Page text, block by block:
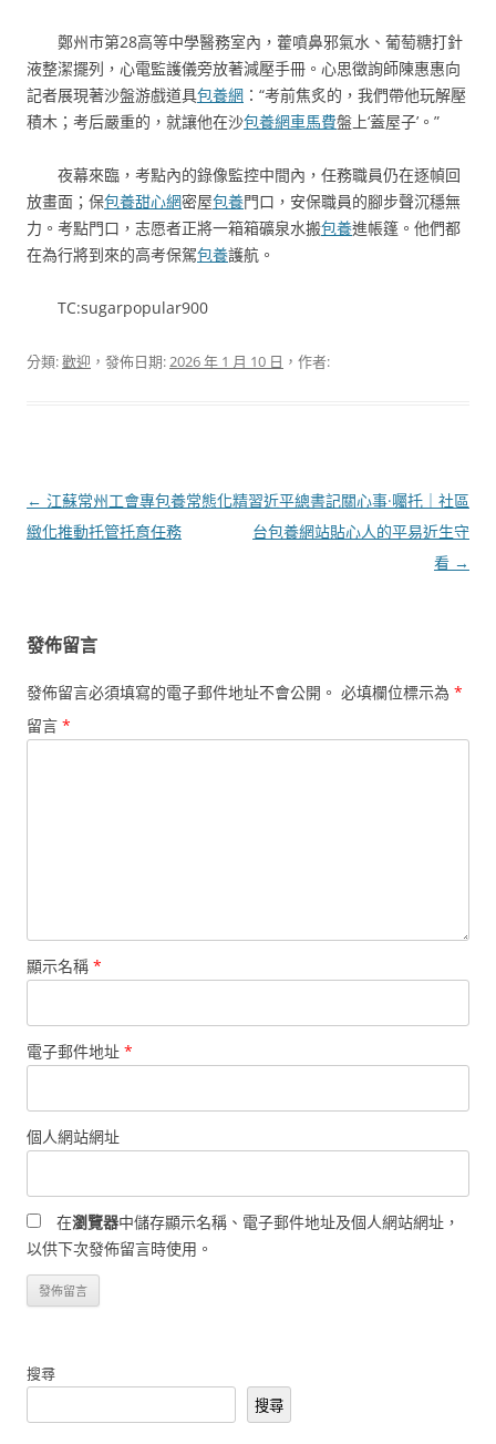
鄭州市第28高等中學醫務室內，藿噴鼻邪氣水、葡萄糖打針
液整潔擺列，心電監護儀旁放著減壓手冊。心思徵詢師陳惠惠向
記者展現著沙盤游戲道具包養網 ：“考前焦炙的，我們帶他玩解壓
積木；考后嚴重的，就讓他在沙包養網車馬費盤上‘蓋屋子’。”
夜幕來臨，考點內的錄像監控中間內，任務職員仍在逐幀回
放畫面；保包養甜心網密屋包養門口，安保職員的腳步聲沉穩無
力。考點門口，志愿者正將一箱箱礦泉水搬包養進帳篷。他們都
在為行將到來的高考保駕包養護航。
TC:sugarpopular900
分類:歡迎 ，發佈日期:2026 年 1 月 10 日 ，作者:
文
章
← 江蘇常州工會專包養常態化精
緻化推動托管托育任務
習近平總書記關心事·囑托｜社區
台包養網站貼心人的平易近生守
看 →
發佈留言
發佈留言必須填寫的電子郵件地址不會公開。 必填欄位標示為 *
留言 *
顯示名稱 *
電子郵件地址 *
個人網站網址
在瀏覽器中儲存顯示名稱、電子郵件地址及個人網站網址，
以供下次發佈留言時使用。
搜尋
搜尋